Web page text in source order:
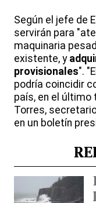
Según el jefe de
servirán para
maquinaria
existente, y
provisionales".
podría coincidir
país, en el último
Torres,
en un boletín